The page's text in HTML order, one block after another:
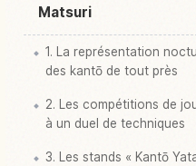
Matsuri
1. La représentation
des kantō de tout près
2. Les compétitions de
à un duel de techniques
3. Les stands « Kantō